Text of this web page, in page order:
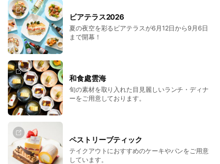
ビアテラス2026
夏の夜空を彩るビアテラスが6月12日から9月6日
まで開幕！
和食處雲海
旬の素材を取り入れた目見麗しいランチ・ディナ
ーをご用意しております。
ペストリーブティック
テイクアウトにおすすめのケーキやパンをご用意
しています。